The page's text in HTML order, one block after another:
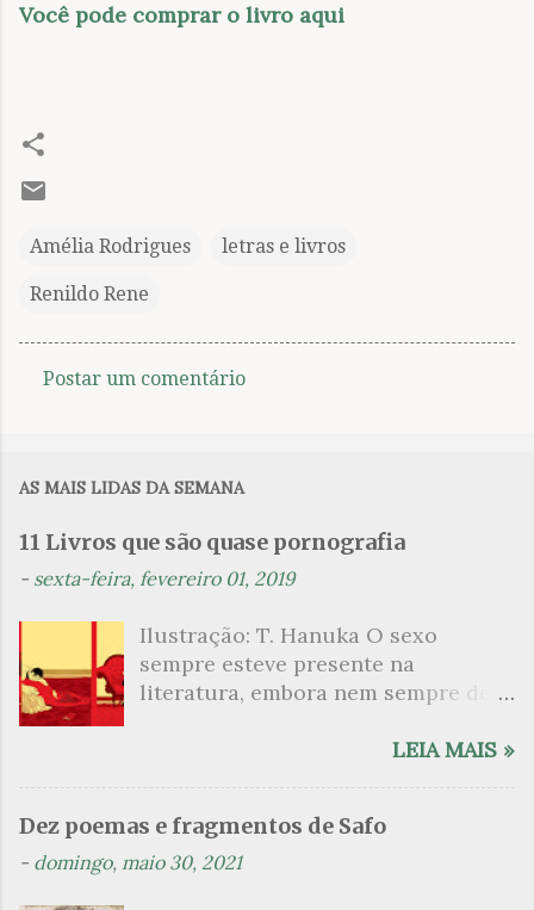
Você pode comprar o livro aqui
Amélia Rodrigues letras e livros
Renildo Rene
n
t
i
o
Postar um comentário
AS MAIS LIDAS DA SEMANA
11 Livros que são quase pornografia
- sexta-feira, fevereiro 01, 2019
Ilustração: T. Hanuka O sexo
sempre esteve presente na
literatura, embora nem sempre de
que mergulharam em sua própria
psicanalítico e findaram por revelar
a partir dessa intimidade o lado
LEIA MAIS »
Dez poemas e fragmentos de Safo
- domingo, maio 30, 2021